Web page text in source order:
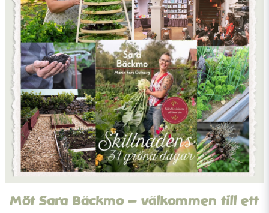
Möt Sara Bäckmo – välkommen till ett